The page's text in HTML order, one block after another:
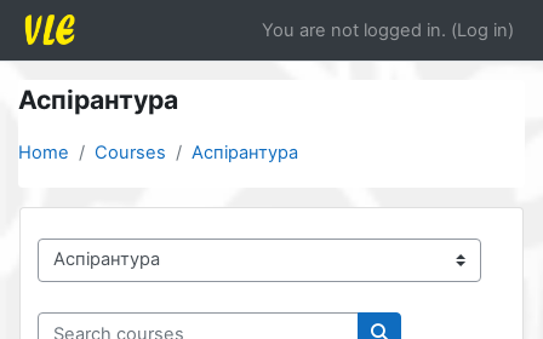
Skip to main content
You are not logged in. (Log in)
Аспірантура
Home Courses Аспірантура
Course categories
Search courses